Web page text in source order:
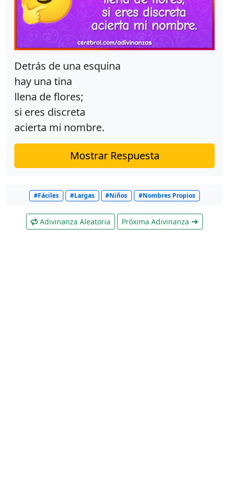
Detrás de una esquina
hay una tina
llena de flores;
si eres discreta
acierta mi nombre.
Mostrar Respuesta
#Fáciles #Largas #Niños #Nombres Propios
Adivinanza Aleatoria Próxima Adivinanza